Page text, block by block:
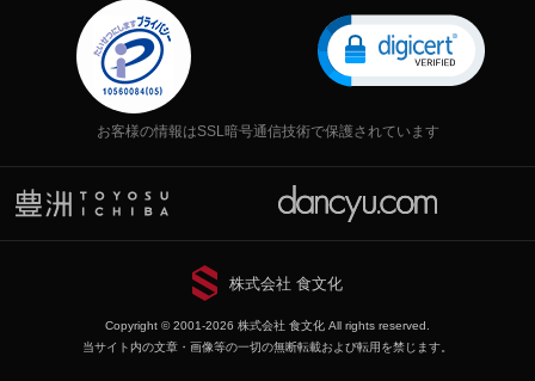
お客様の情報はSSL暗号通信技術で保護されています
株式会社 食文化
Copyright © 2001-2026 株式会社 食文化 All rights reserved.
当サイト内の文章・画像等の一切の無断転載および転用を禁じます。